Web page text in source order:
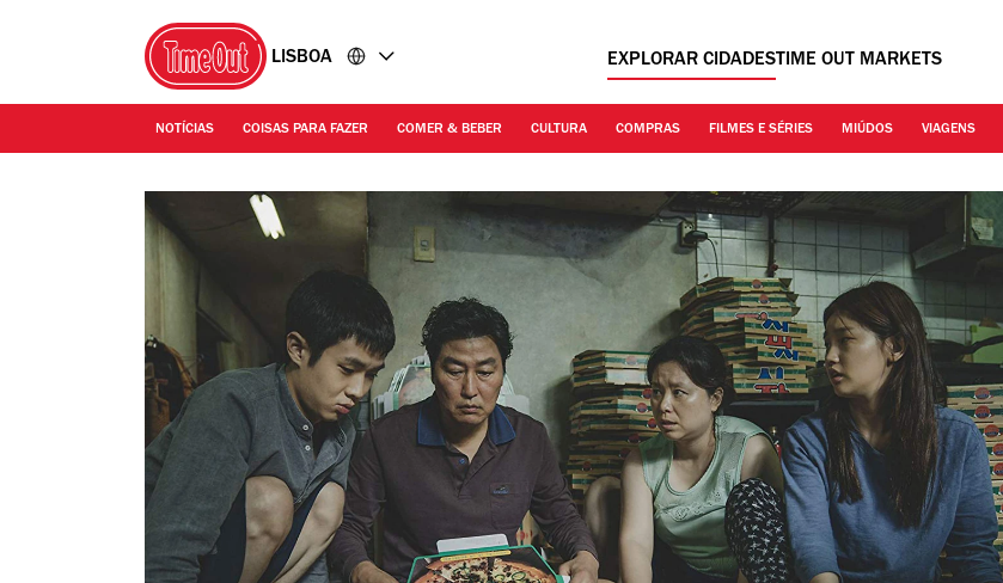
LISBOA EXPLORAR CIDADESTIME OUT MARKETS
NOTÍCIAS COISAS PARA FAZER COMER & BEBER CULTURA COMPRAS FILMES E SÉRIES MIÚDOS VIAGENS